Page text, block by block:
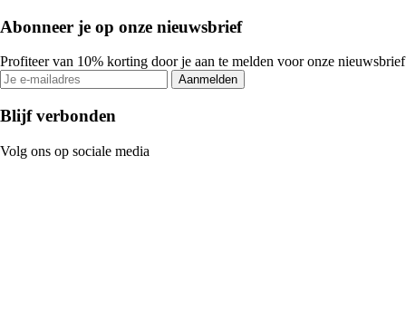
Abonneer je op onze nieuwsbrief
Profiteer van 10% korting door je aan te melden voor onze nieuwsbrief
Aanmelden
Blijf verbonden
Volg ons op sociale media